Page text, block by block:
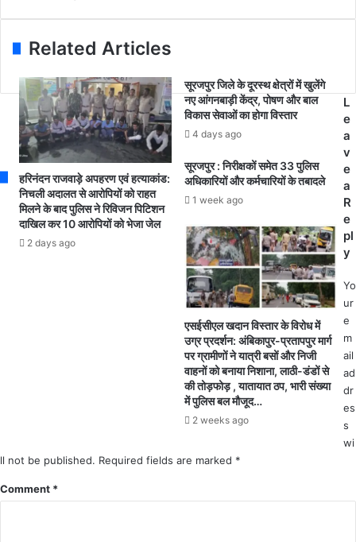
a
i
a
ऑ
ज
न
सि
लें
फ
टा
मा
लि
Related Articles
हरिनंदन राजवाड़े अपहरण एवं हत्याकांड:
निचली अदालत से आरोपियों को राहत
मिलने के बाद पुलिस ने रिविजन पिटिशन
दाखिल कर 10 आरोपियों को भेजा जेल
2 days ago
सूरजपुर जिले के दूरस्थ क्षेत्रों में खुलेंगे
नए आंगनबाड़ी केंद्र, पोषण और बाल
विकास सेवाओं का होगा विस्तार
4 days ago
सूरजपुर : निरीक्षकों समेत 33 पुलिस
अधिकारियों और कर्मचारियों के तबादले
1 week ago
एसईसीएल खदान विस्तार के विरोध में
उग्र प्रदर्शन: अंबिकापुर-प्रतापपुर मार्ग
पर ग्रामीणों ने यात्री बसों और निजी
वाहनों को बनाया निशाना, लाठी-डंडों से
की तोड़फोड़ , यातायात ठप, भारी संख्या
में पुलिस बल मौजूद…
2 weeks ago
L
e
a
v
e
a
R
e
pl
y
Yo
ur
e
m
ail
ad
dr
es
s
wi
ll not be published. Required fields are marked *
Comment *